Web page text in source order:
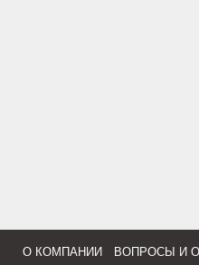
О КОМПАНИИ ВОПРОСЫ И